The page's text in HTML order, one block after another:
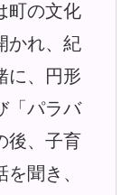
町の文化
かれ、紀
に、円形
「パラバ
後、子育
聞き、